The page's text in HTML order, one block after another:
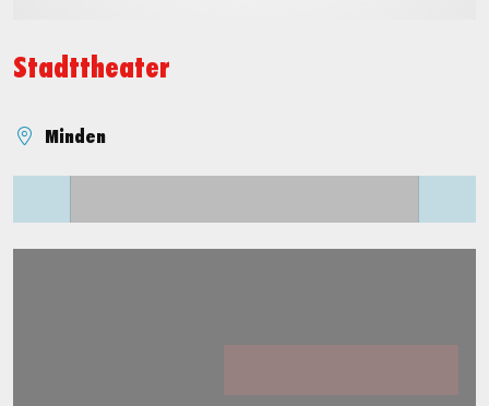
Stadttheater
Minden